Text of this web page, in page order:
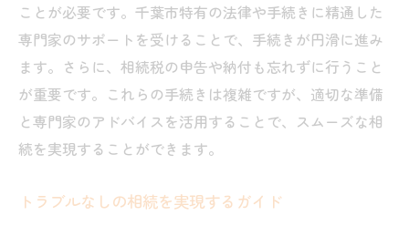
ことが必要です。千葉市特有の法律や手続きに精通した
専門家のサポートを受けることで、手続きが円滑に進み
ます。さらに、相続税の申告や納付も忘れずに行うこと
が重要です。これらの手続きは複雑ですが、適切な準備
と専門家のアドバイスを活用することで、スムーズな相
続を実現することができます。
トラブルなしの相続を実現するガイド